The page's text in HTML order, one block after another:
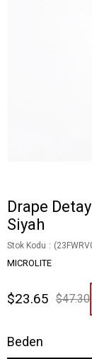
Drape
Siyah
Stok Kodu
MICROLITE
$47.30
$23.65
Beden